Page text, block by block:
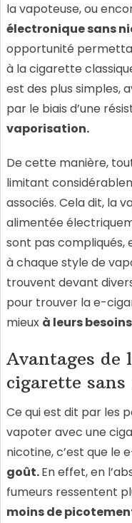
la vapoteuse, ou
électronique sans
opportunité
à la cigarette
est des plus simples,
par le biais d’une
vaporisation.
De cette manière,
limitant
associés. Cela dit, la
alimentée
sont pas compliqués,
à chaque style de
trouvent devant
pour trouver la e-
mieux à leurs besoins
Avantages de
cigarette
Ce qui est dit par les
vapoter avec une
nicotine, c’est que le
goût.En effet, en
fumeurs ressentent
moins de